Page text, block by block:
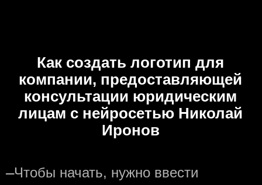
Как создать логотип для
компании, предоставляющей
консультации юридическим
лицам с нейросетью Николай
Иронов
—Чтобы начать, нужно ввести